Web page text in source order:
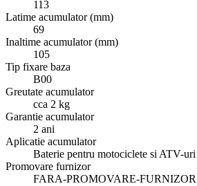
113
Latime acumulator (mm)
69
Inaltime acumulator (mm)
105
Tip fixare baza
B00
Greutate acumulator
cca 2 kg
Garantie acumulator
2 ani
Aplicatie acumulator
Baterie pentru motociclete si ATV-uri
Promovare furnizor
FARA-PROMOVARE-FURNIZOR